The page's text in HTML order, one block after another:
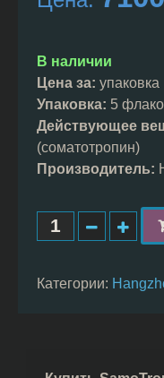
основе
В наличии
Цена за: упаковка
Упаковка: 5
Действующее
(соматотропин)
Производитель:
Категории: